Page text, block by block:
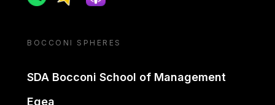
BOCCONI SPHERES
SDA Bocconi School of Management
Egea